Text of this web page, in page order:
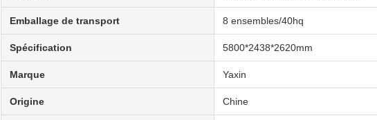
Emballage de transport 8 ensembles/40hq
Spécification 5800*2438*2620mm
Marque Yaxin
Origine Chine